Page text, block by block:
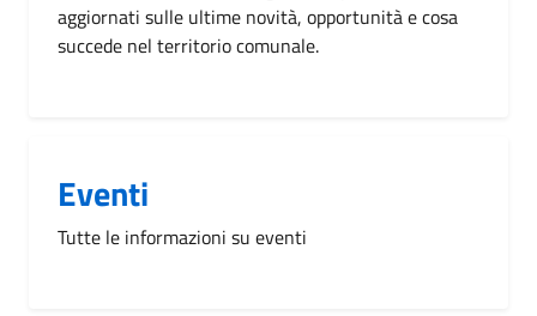
aggiornati sulle ultime novità, opportunità e cosa
succede nel territorio comunale.
Eventi
Tutte le informazioni su eventi